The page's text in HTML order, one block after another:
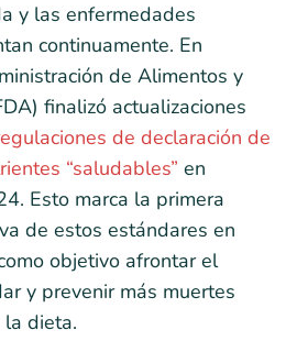
y las enfermedades
continuamente. En
de Alimentos y
finalizó actualizaciones
de declaración de
“saludables” en
Esto marca la primera
de estos estándares en
objetivo afrontar el
y prevenir más muertes
la dieta.